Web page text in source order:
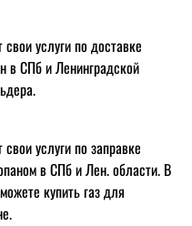
услуги по доставке
в СПб и Ленинградской
услуги по заправке
в СПб и Лен. области. В
купить газ для